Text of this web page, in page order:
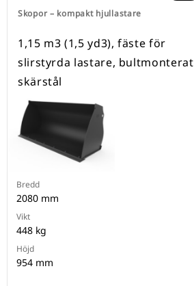
Skopor – kompakt hjullastare
1,15 m3 (1,5 yd3), fäste för
slirstyrda lastare, bultmonterat
skärstål
Bredd
2080 mm
Vikt
448 kg
Höjd
954 mm